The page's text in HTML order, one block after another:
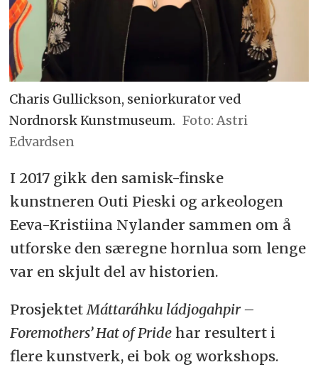
Charis Gullickson, seniorkurator ved
Nordnorsk Kunstmuseum.
Astri
Edvardsen
I 2017 gikk den samisk-finske
kunstneren Outi Pieski og arkeologen
Eeva-Kristiina Nylander sammen om å
utforske den særegne hornlua som lenge
var en skjult del av historien.
Prosjektet Máttaráhku ládjogahpir –
Foremothers’ Hat of Pridehar resultert i
flere kunstverk, ei bok og workshops.